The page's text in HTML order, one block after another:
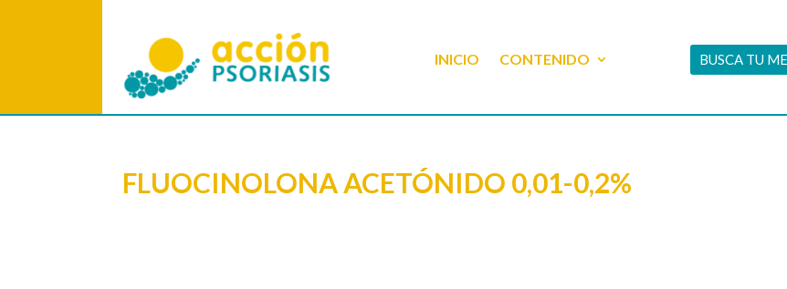
INICIO CONTENIDO BUSCA TU
FLUOCINOLONA ACETÓNIDO 0,01-0,2%